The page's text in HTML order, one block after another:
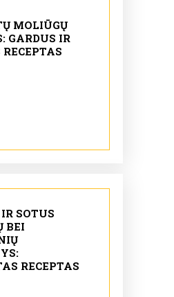
MOLIŪGŲ
GARDUS IR
SOTUS
BEI
RECEPTAS